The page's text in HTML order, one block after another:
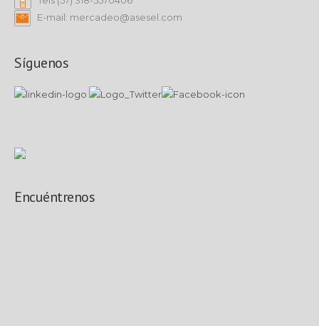
E-mail: mercadeo@asesel.com
Síguenos
Encuéntrenos